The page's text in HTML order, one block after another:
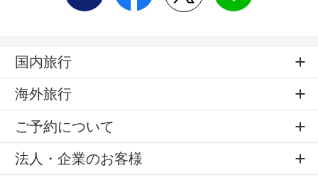
国内旅行
海外旅行
ご予約について
法人・企業のお客様